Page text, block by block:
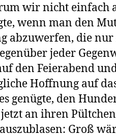
wir nicht einfach
wenn man den
abzuwerfen, die nur
jeder
den Feierabend
Hoffnung auf
genügte, den
jetzt an ihren
Groß